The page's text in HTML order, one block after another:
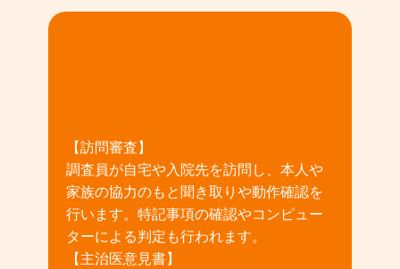
【訪問審査】
調査員が自宅や入院先を訪問し、本人や
家族の協力のもと聞き取りや動作確認を
行います。特記事項の確認やコンピュー
ターによる判定も行われます。
【主治医意見書】